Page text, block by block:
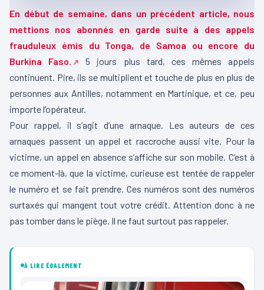
En début de semaine, dans un précédent article, nous
mettions nos abonnés en garde suite à des appels
frauduleux émis du Tonga, de Samoa ou encore du
Burkina Faso.
5 jours plus tard, ces mêmes appels
continuent. Pire, ils se multiplient et touche de plus en plus de
personnes aux Antilles, notamment en Martinique, et ce, peu
importe l’opérateur.
Pour rappel, il s’agit d’une arnaque. Les auteurs de ces
arnaques passent un appel et raccroche aussi vite. Pour la
victime, un appel en absence s’affiche sur son mobile. C’est à
ce moment-là, que la victime, curieuse est tentée de rappeler
le numéro et se fait prendre. Ces numéros sont des numéros
surtaxés qui mangent tout votre crédit. Attention donc à ne
pas tomber dans le piège. Il ne faut surtout pas rappeler.
À LIRE ÉGALEMENT